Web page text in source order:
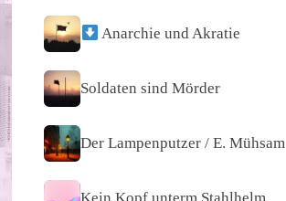
Anarchie und Akratie
Soldaten sind Mörder
Der Lampenputzer / E. Mühsam